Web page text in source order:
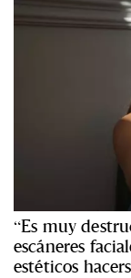
“Es muy
escáneres
estéticos